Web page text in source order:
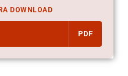
DOWNLOAD
PDF